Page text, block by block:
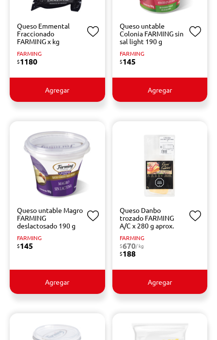
Queso Emmental
Fraccionado
FARMING x kg
FARMING
$1180
Agregar
Queso untable
Colonia FARMING sin
sal light 190 g
FARMING
$145
Agregar
Queso untable Magro
FARMING
deslactosado 190 g
FARMING
$145
Agregar
Queso Danbo
trozado FARMING
A/C x 280 g aprox.
FARMING
$670/ kg
$188
Agregar